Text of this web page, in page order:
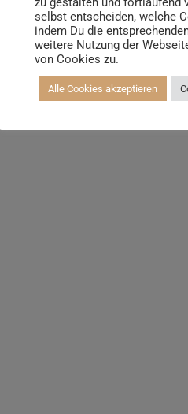
Yoga Alignmenttrainer*in |
Yoga Hilfsmitteltrainer*in
selbst entscheiden, welche
indem Du die
weitere Nutzung der
von Cookies zu.
Alle Cookies akzeptieren